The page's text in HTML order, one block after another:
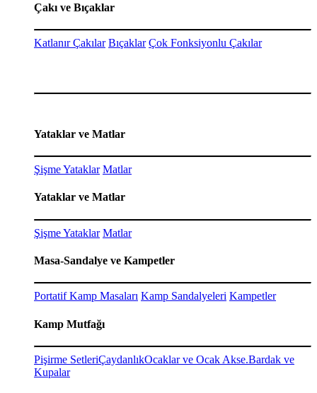
Çakı ve Bıçaklar
Katlanır Çakılar Bıçaklar Çok Fonksiyonlu Çakılar
Yataklar ve Matlar
Şişme Yataklar Matlar
Yataklar ve Matlar
Şişme Yataklar Matlar
Masa-Sandalye ve Kampetler
Portatif Kamp Masaları Kamp Sandalyeleri Kampetler
Kamp Mutfağı
Pişirme SetleriÇaydanlıkOcaklar ve Ocak Akse.Bardak ve
Kupalar